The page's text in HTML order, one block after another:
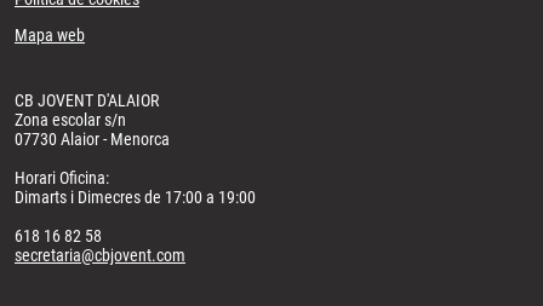
Mapa web
CB JOVENT D'ALAIOR
Zona escolar s/n
07730 Alaior - Menorca
Horari Oficina:
Dimarts i Dimecres de 17:00 a 19:00
618 16 82 58
secretaria@cbjovent.com